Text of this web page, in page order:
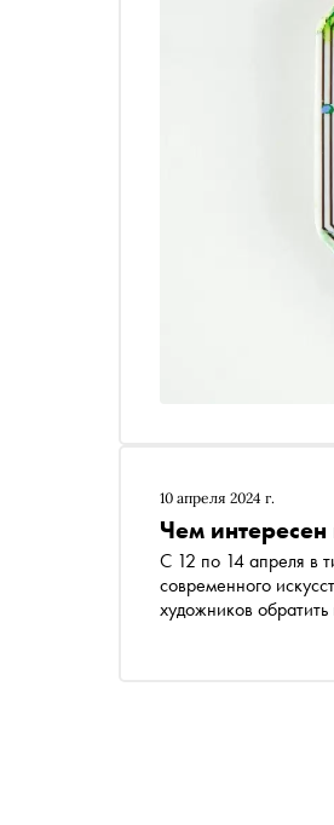
10 апреля 2024 г.
Чем
С 12 по 14 апреля в
современного
художников